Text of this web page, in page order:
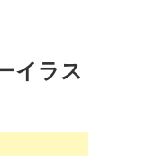
イラス